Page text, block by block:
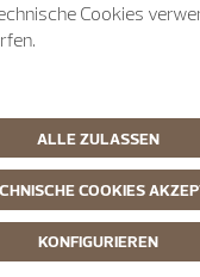
Cookies
ALLE ZULASSEN
COOKIES
KONFIGURIEREN